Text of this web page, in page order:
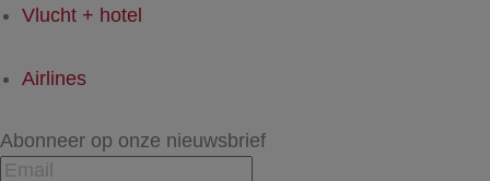
Vlucht + hotel
Airlines
Abonneer op onze nieuwsbrief